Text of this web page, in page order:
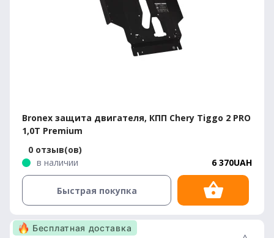
Bronex защита двигателя, КПП Chery Tiggo 2 PRO
1,0T Premium
0 отзыв(ов)
в наличии
6 370UAH
Быстрая покупка
Бесплатная доставка